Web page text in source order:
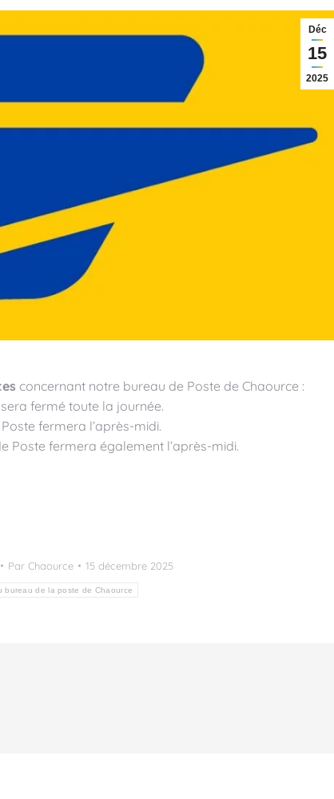
Déc
15
2025
concernant notre bureau de Poste de Chaource :
fermé toute la journée.
fermera l’après-midi.
Poste fermera également l’après-midi.
Par Chaource
15 décembre 2025
bureau de la poste de Chaource